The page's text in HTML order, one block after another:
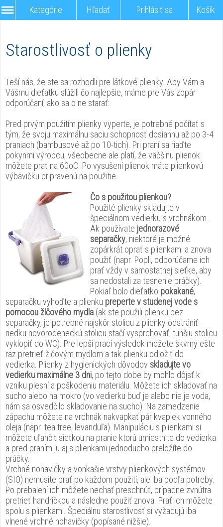
Kategórie Hľadať Prihlásiť sa Košík
Starostlivosť o plienky
Teší nás, že ste sa rozhodli pre látkové plienky. Aby Vám a
Vášmu dieťatku slúžili čo najlepšie, máme pre Vás zopár
odporúčaní, ako sa o ne starať:
Pred prvým použitím plienky vyperte, je potrebné počítať s
tým, že svoju maximálnu saciu schopnosť dosiahnu až po 3-4
praniach (bambusové až po 10-tich). Pri praní sa riaďte
pokynmi výrobcu, všeobecne ale platí, že väčšinu plienok
môžete prať na 60oC. Po vysušení plienok máte plienkovú
výbavičku pripravenú na použitie.
Čo s použitou plienkou?
Použité plienky skladujte v
špeciálnom vedierku s vrchnákom.
Ak používate jednorazové
separačky, niektoré je možné
zopárkrát oprať s plienkami a znova
použiť (napr. Popli, odporúčame ich
prať vždy v samostatnej sieťke, aby
sa nedostali za tesnenie práčky).
Pokiaľ bolo dieťatko pokakané,
separačku vyhoďte a plienku preperte v studenej vode s
pomocou žlčového mydla (ak ste použili plienku bez
separačky, je potrebné najskôr stolicu z plienky odstrániť -
riedku novorodeneckú stolicu stačí vysprchovať, tuhšiu stolicu
vyklopiť do WC). Pre lepší prací výsledok môžete škvrny ešte
raz pretrieť žlčovým mydlom a tak plienku odložiť do
vedierka. Plienky z hygienických dôvodov skladujte vo
vedierku maximálne 3 dni, po tejto dobe by mohlo dôjsť k
vzniku plesní a poškodeniu materiálu. Môžete ich skladovať na
sucho alebo na mokro (vo vedierku buď je alebo nie je voda,
nám sa osvedčilo skladovanie na sucho). Na zamedzenie
zápachu môžete na vrchnák nakvapkať pár kvapiek vonného
oleja (napr. tea tree, levanduľa). Manipuláciu s plienkami si
môžete uľahčiť sieťkou na pranie ktorú umiestnite do vedierka
a pred praním ju aj s plienkami jednoducho preložíte do
práčky.
Vrchné nohavičky a vonkašie vrstvy plienkových systémov
(SIO) nemusíte prať po každom použití, ale iba podľa potreby.
Po prebalení ich môžete nechať preschnúť, prípadne zvnútra
pretrieť handričkou a následne použiť znova. Prať ich môžete
spolu s plienkami. Špeciálnu starostlivosť si vyžadujú iba
vlnené vrchné nohavičky (popísané nižšie).